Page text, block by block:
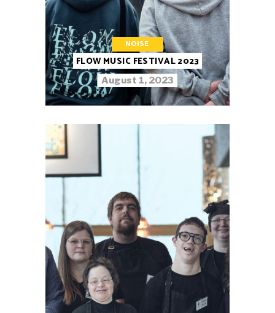
NOISE
FLOW MUSIC FESTIVAL 2023
August 1, 2023